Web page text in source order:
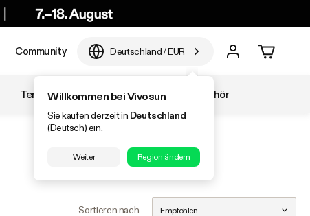
Community Deutschland/EUR
Willkommen bei Vivosun
Sie kaufen derzeit in Deutschland
(Deutsch) ein.
Weiter Region ändern
Temperatur & Luftfeuchtigkeit Zubehör
Sortieren nach Empfohlen